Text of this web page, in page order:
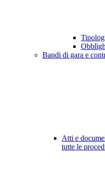
Bandi di gara e
Atti e
tutte le